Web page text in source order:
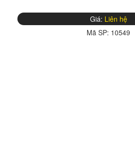
Giá: Liên hệ
Mã SP: 10549